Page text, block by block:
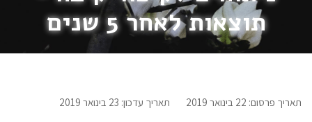
תוצאות לאחר 5 שנים
תאריך פרסום: 22 בינואר 2019 תאריך עדכון: 23 בינואר 2019